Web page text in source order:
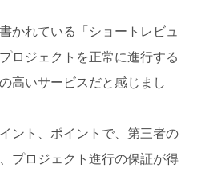
かれている「ショートレビュ
ロジェクトを正常に進行する
高いサービスだと感じまし
ント、ポイントで、第三者の
プロジェクト進行の保証が得